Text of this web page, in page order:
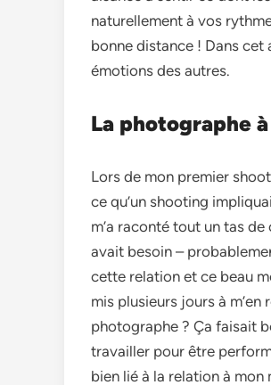
naturellement à vos
bonne distance ! Dans
émotions des autres.
La photographe
Lors de mon premier
ce qu’un shooting
m’a raconté tout un tas
avait besoin –
cette relation et ce beau
mis plusieurs jours à
photographe ? Ça faisait
travailler pour être
bien lié à la relation à mon